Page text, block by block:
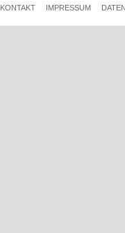
KONTAKT IMPRESSUM